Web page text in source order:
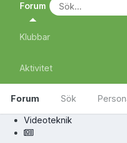
Forum
Forum Sök
Klubbar
Aktivitet
Videoteknik